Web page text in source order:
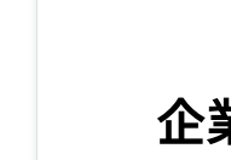
企